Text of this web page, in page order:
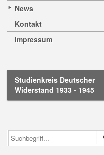
News
Kontakt
Impressum
Studienkreis Deutscher
Widerstand 1933 - 1945